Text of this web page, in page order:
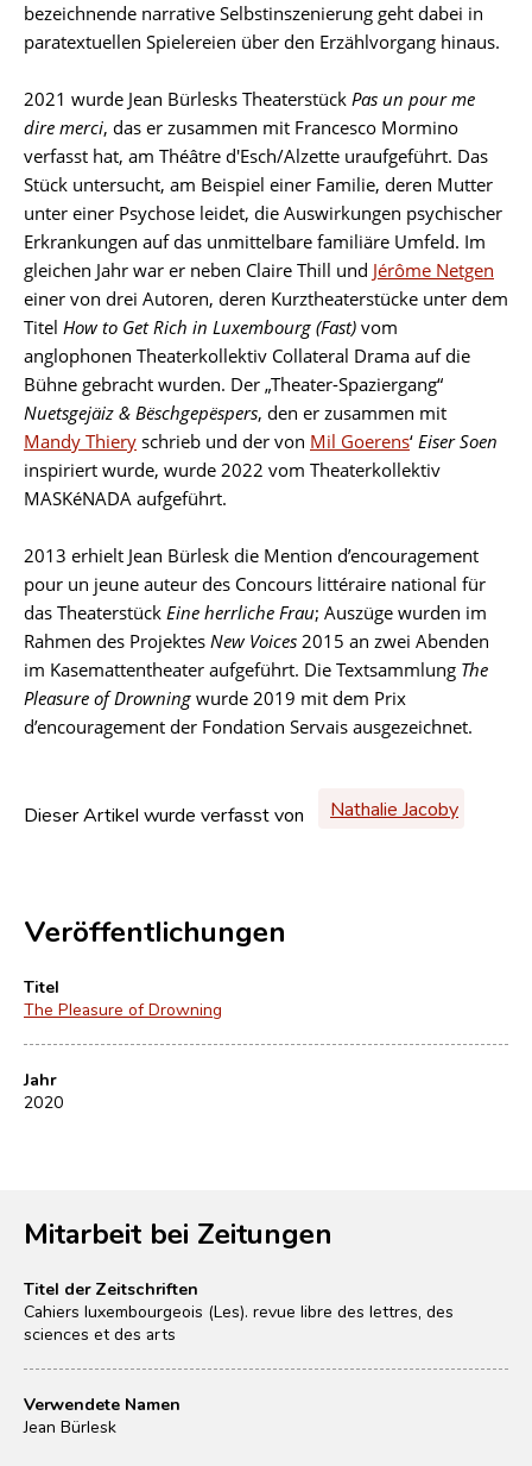
bezeichnende narrative Selbstinszenierung geht dabei in
paratextuellen Spielereien über den Erzählvorgang hinaus.
2021 wurde Jean Bürlesks Theaterstück Pas un pour me
dire merci, das er zusammen mit Francesco Mormino
verfasst hat, am Théâtre d'Esch/Alzette uraufgeführt. Das
Stück untersucht, am Beispiel einer Familie, deren Mutter
unter einer Psychose leidet, die Auswirkungen psychischer
Erkrankungen auf das unmittelbare familiäre Umfeld. Im
gleichen Jahr war er neben Claire Thill und Jérôme Netgen
einer von drei Autoren, deren Kurztheaterstücke unter dem
Titel How to Get Rich in Luxembourg (Fast) vom
anglophonen Theaterkollektiv Collateral Drama auf die
Bühne gebracht wurden. Der „Theater-Spaziergang“
Nuetsgejäiz & Bëschgepëspers, den er zusammen mit
Mandy Thiery schrieb und der von Mil Goerens‘ Eiser Soen
inspiriert wurde, wurde 2022 vom Theaterkollektiv
MASKéNADA aufgeführt.
2013 erhielt Jean Bürlesk die Mention d’encouragement
pour un jeune auteur des Concours littéraire national für
das Theaterstück Eine herrliche Frau; Auszüge wurden im
Rahmen des Projektes New Voices 2015 an zwei Abenden
im Kasemattentheater aufgeführt. Die Textsammlung The
Pleasure of Drowning wurde 2019 mit dem Prix
d’encouragement der Fondation Servais ausgezeichnet.
Dieser Artikel wurde verfasst von Nathalie Jacoby
Veröffentlichungen
Titel
The Pleasure of Drowning
Jahr
2020
Mitarbeit bei Zeitungen
Titel der Zeitschriften
Cahiers luxembourgeois (Les). revue libre des lettres, des
sciences et des arts
Verwendete Namen
Jean Bürlesk